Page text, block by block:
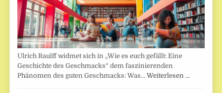
Ulrich Raulff widmet sich in „Wie es euch gefällt: Eine
Geschichte des Geschmacks“ dem faszinierenden
Phänomen des guten Geschmacks: Was…Weiterlesen …